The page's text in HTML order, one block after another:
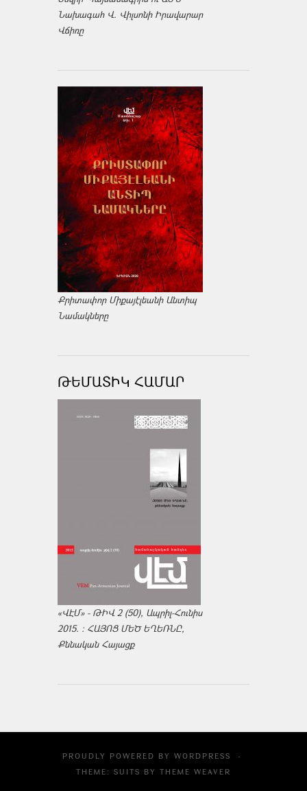
Նախագահ Վ. Վիլսոնի Իրավարար
Վճիռը
Քրիտափոր Միքայէլեանի Անտիպ
Նամակները
ԹԵՄԱՏԻԿ ՀԱՄԱՐ
«ՎԷՄ» - ԹԻՎ 2 (50), Ապրիլ-Հունիս
2015. : ՀԱՅՈՑ ՄԵԾ ԵՂԵՌՆԸ,
Քննական Հայացք
PROUDLY POWERED BY WORDPRESS
·
THEME: SUITS BY THEME WEAVER